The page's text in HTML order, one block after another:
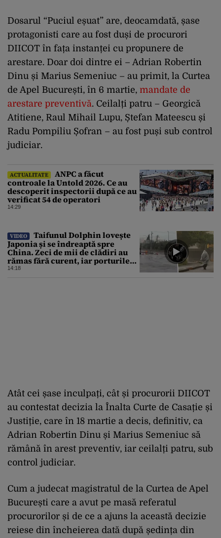
Dosarul “Puciul eșuat” are, deocamdată, șase
protagonisti care au fost duși de procurori
DIICOT în fața instanței cu propunere de
arestare. Doar doi dintre ei – Adrian Robertin
Dinu și Marius Semeniuc – au primit, la Curtea
de Apel București, în 6 martie, mandate de
arestare preventivă. Ceilalți patru – Georgică
Atitiene, Raul Mihail Lupu, Ștefan Mateescu și
Radu Pompiliu Șofran – au fost puși sub control
judiciar.
ACTUALITATE
ANPC a făcut
controale la Untold 2026. Ce au
descoperit inspectorii după ce au
verificat 54 de operatori
14:29
VIDEO
Taifunul Dolphin lovește
Japonia și se îndreaptă spre
China. Zeci de mii de clădiri au
rămas fără curent, iar porturile
au fost închise
14:18
Atât cei șase inculpați, cât și procurorii DIICOT
au contestat decizia la Înalta Curte de Casație și
Justiție, care în 18 martie a decis, definitiv, ca
Adrian Robertin Dinu și Marius Semeniuc să
rămână în arest preventiv, iar ceilalți patru, sub
control judiciar.
Cum a judecat magistratul de la Curtea de Apel
București care a avut pe masă referatul
procurorilor și de ce a ajuns la această decizie
reiese din încheierea dată după ședința din